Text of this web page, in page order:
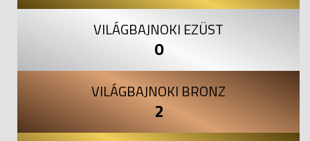
VILÁGBAJNOKI EZÜST
0
VILÁGBAJNOKI BRONZ
2